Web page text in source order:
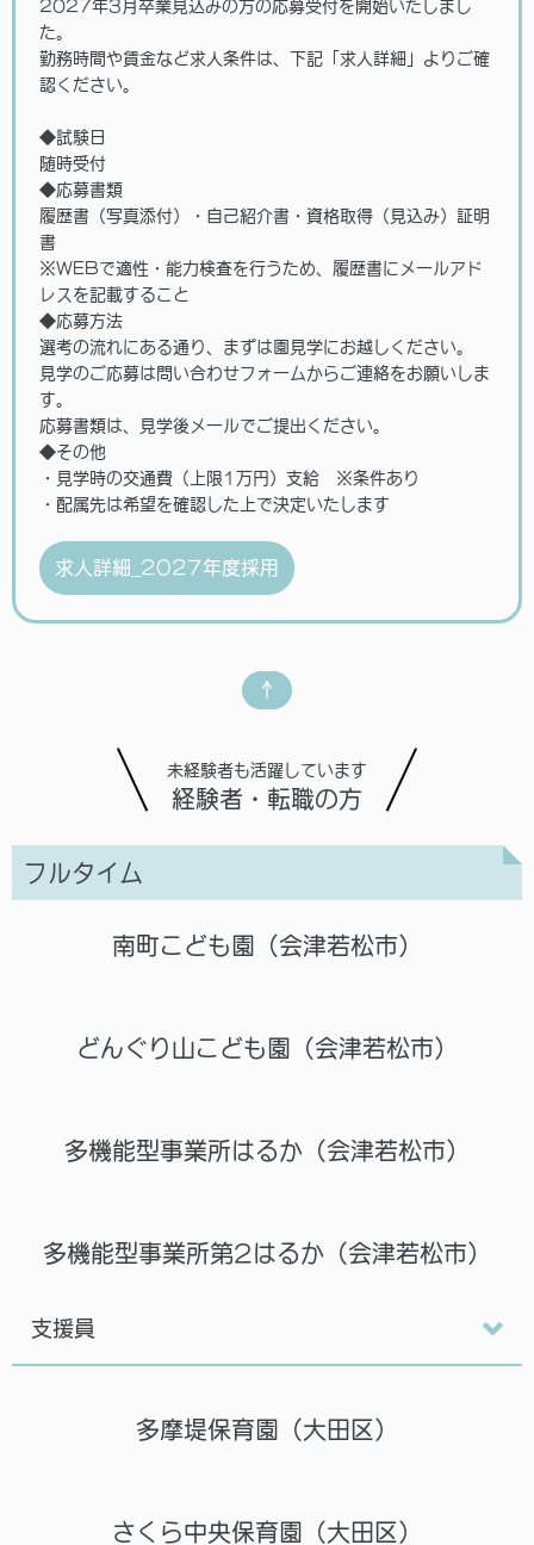
2027年3月卒業見込みの方の応募受付を開始いたしまし
た。
勤務時間や賃金など求人条件は、下記「求人詳細」よりご確
認ください。
◆試験日
随時受付
◆応募書類
履歴書（写真添付）・自己紹介書・資格取得（見込み）証明
書
※WEBで適性・能力検査を行うため、履歴書にメールアド
レスを記載すること
◆応募方法
選考の流れにある通り、まずは園見学にお越しください。
見学のご応募は問い合わせフォームからご連絡をお願いしま
す。
応募書類は、見学後メールでご提出ください。
◆その他
・見学時の交通費（上限1万円）支給 ※条件あり
・配属先は希望を確認した上で決定いたします
求人詳細_2027年度採用
↑
未経験者も活躍しています
経験者・転職の方
フルタイム
南町こども園（会津若松市）
どんぐり山こども園（会津若松市）
多機能型事業所はるか（会津若松市）
多機能型事業所第2はるか（会津若松市）
支援員
多摩堤保育園（大田区）
さくら中央保育園（大田区）